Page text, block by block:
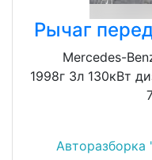
Рычаг
Mercedes-
1998г 3л 130кВт
Авторазборка